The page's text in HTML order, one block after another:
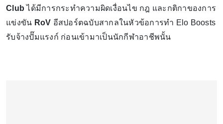
Club ได้มีการกระทำความผิดเงื่อนไข กฎ และกติกาของการ
แข่งขัน RoV อีสปอร์ตฉบับสากลในหัวข้อการทำ Elo Boosts
รับจ้างปั๊มแรงก์ ก่อนเข้ามาเป็นนักกีฬาอาชีพนั้น